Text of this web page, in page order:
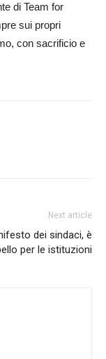
di Team for
sui propri
con sacrificio e
Next article
dei sindaci, è
per le istituzioni